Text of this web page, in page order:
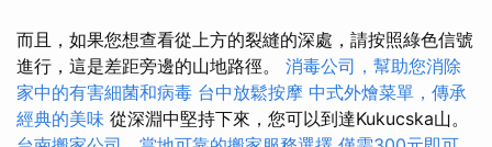
而且，如果您想查看從上方的裂縫的深處，請按照綠色信號
進行，這是差距旁邊的山地路徑。 消毒公司，幫助您消除
家中的有害細菌和病毒 台中放鬆按摩 中式外燴菜單，傳承
經典的美味 從深淵中堅持下來，您可以到達Kukucska山。